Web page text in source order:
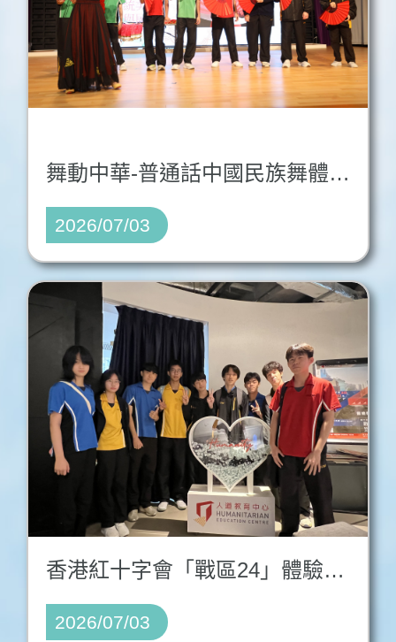
舞動中華-普通話中國民族舞體驗之旅
2026/07/03
香港紅十字會「戰區24」體驗活動
2026/07/03